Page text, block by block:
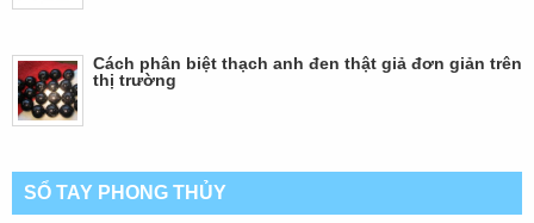
Cách phân biệt thạch anh đen thật giả đơn giản trên
thị trường
SỔ TAY PHONG THỦY